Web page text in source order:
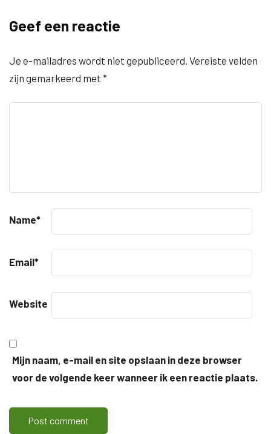
Geef een reactie
Je e-mailadres wordt niet gepubliceerd. Vereiste velden
zijn gemarkeerd met *
Name*
Email*
Website
Mijn naam, e-mail en site opslaan in deze browser
voor de volgende keer wanneer ik een reactie plaats.